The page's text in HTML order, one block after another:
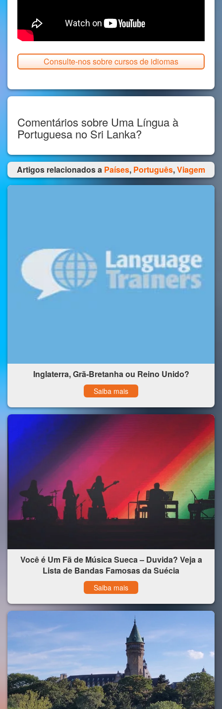
Consulte-nos sobre cursos de idiomas
Comentários sobre Uma Língua à
Portuguesa no Sri Lanka?
Artigos relacionados a Países, Português,Viagem
Inglaterra, Grã-Bretanha ou Reino Unido?
Saiba mais
Você é Um Fã de Música Sueca – Duvida? Veja a
Lista de Bandas Famosas da Suécia
Saiba mais